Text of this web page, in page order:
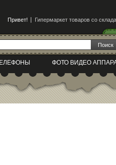
Привет! Гипермаркет товаров со склада.
ФОТО ВИДЕО